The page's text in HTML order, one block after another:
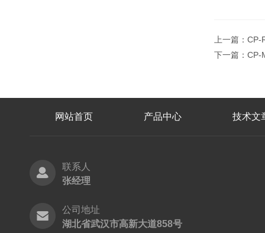
上一篇： CP-
下一篇： CP-
网站首页 产品中心 技术文
联系人
张经理
公司地址
湖北省武汉市高新大道858号